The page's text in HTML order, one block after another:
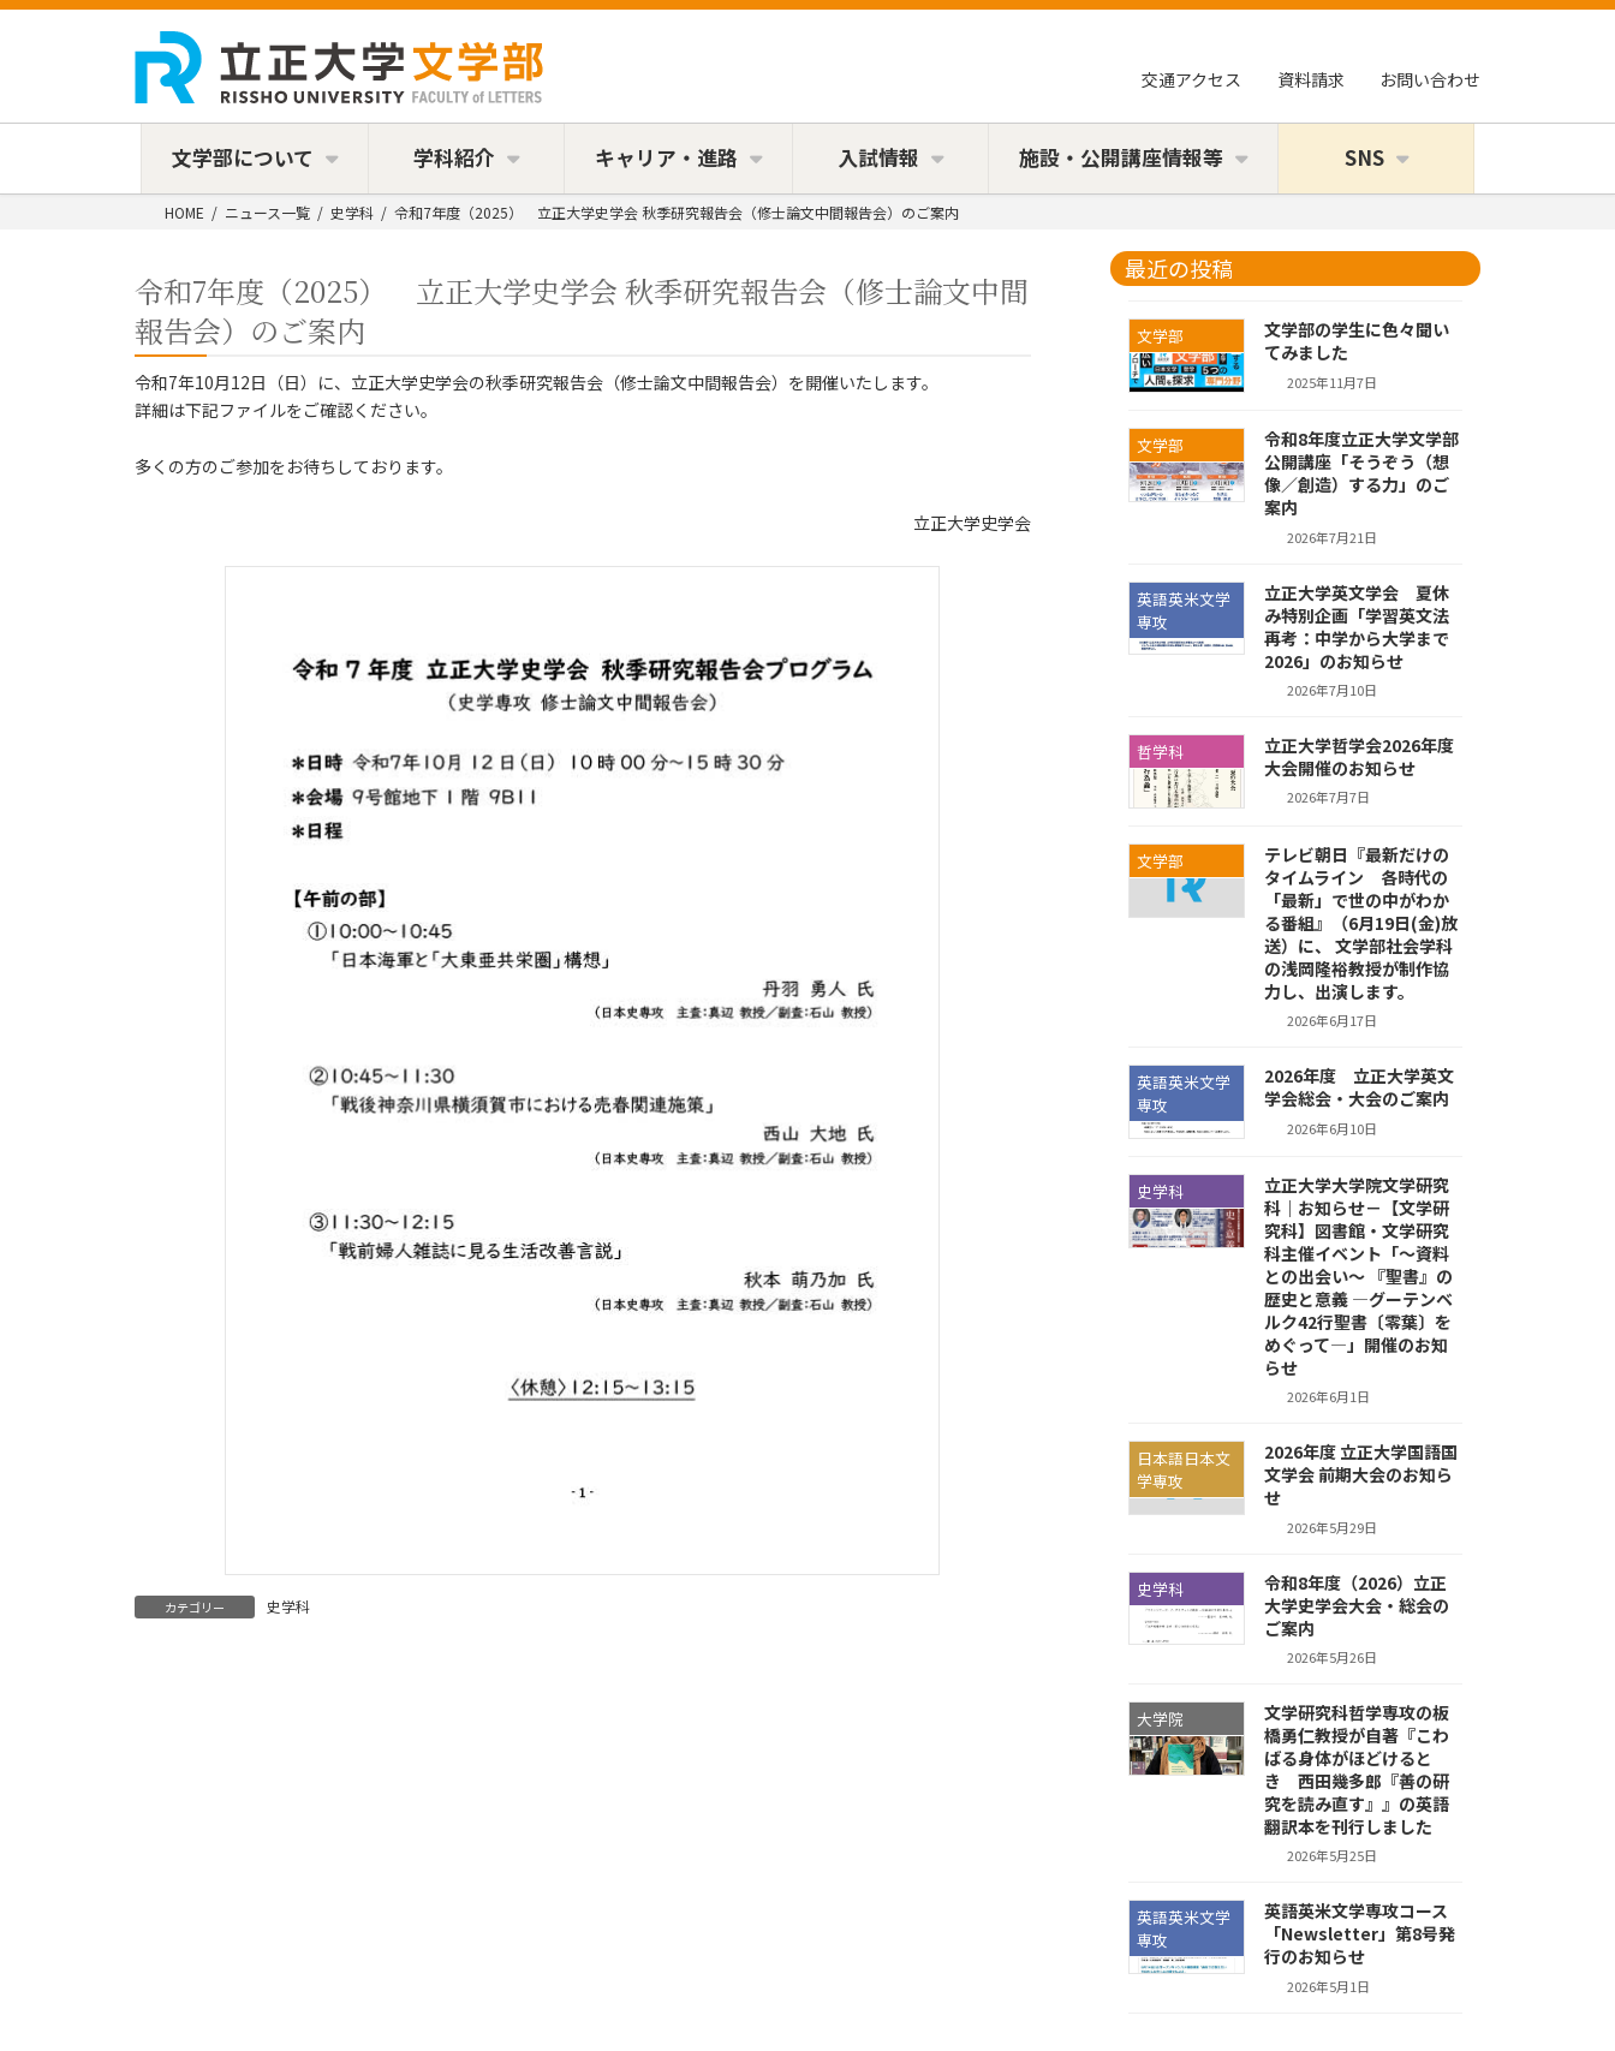
コ
へ
ナ
ョ
交通アクセス 資料請求 お問い合わせ
文学部について 学科紹介 キャリア・進路 入試情報 施設・公開講座情報等 SNS
HOME ニュース一覧 史学科 令和7年度（2025） 立正大学史学会 秋季研究報告会（修士論文中間報告会）のご案内
令和7年度（2025） 立正大学史学会 秋季研究報告会（修士論文中間
報告会）のご案内
令和7年10月12日（日）に、立正大学史学会の秋季研究報告会（修士論文中間報告会）を開催いたします。
詳細は下記ファイルをご確認ください。
多くの方のご参加をお待ちしております。
立正大学史学会
カテゴリー 史学科
最近の投稿
文学部
文学部の学生に色々聞い
てみました
2025年11月7日
文学部
令和8年度立正大学文学部
公開講座「そうぞう（想
像／創造）する力」のご
案内
2026年7月21日
英語英米文学
専攻
立正大学英文学会 夏休
み特別企画「学習英文法
再考：中学から大学まで
2026」のお知らせ
2026年7月10日
哲学科
立正大学哲学会2026年度
大会開催のお知らせ
2026年7月7日
文学部
テレビ朝日『最新だけの
タイムライン 各時代の
「最新」で世の中がわか
る番組』（6月19日(金)放
送）に、 文学部社会学科
の浅岡隆裕教授が制作協
力し、出演します。
2026年6月17日
英語英米文学
専攻
2026年度 立正大学英文
学会総会・大会のご案内
2026年6月10日
史学科
立正大学大学院文学研究
科｜お知らせ－【文学研
究科】図書館・文学研究
科主催イベント「～資料
との出会い～ 『聖書』の
歴史と意義 —グーテンベ
ルク42行聖書〔零葉〕を
めぐって—」開催のお知
らせ
2026年6月1日
日本語日本文
学専攻
2026年度 立正大学国語国
文学会 前期大会のお知ら
せ
2026年5月29日
史学科
令和8年度（2026）立正
大学史学会大会・総会の
ご案内
2026年5月26日
大学院
文学研究科哲学専攻の板
橋勇仁教授が自著『こわ
ばる身体がほどけると
き 西田幾多郎『善の研
究を読み直す』』の英語
翻訳本を刊行しました
2026年5月25日
英語英米文学
専攻
英語英米文学専攻コース
「Newsletter」第8号発
行のお知らせ
2026年5月1日